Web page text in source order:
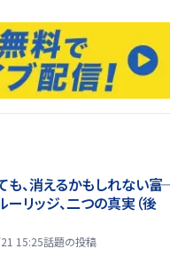
、消えるかもしれない――富
ーリッジ、二つの真実（後
15:25話題の投稿